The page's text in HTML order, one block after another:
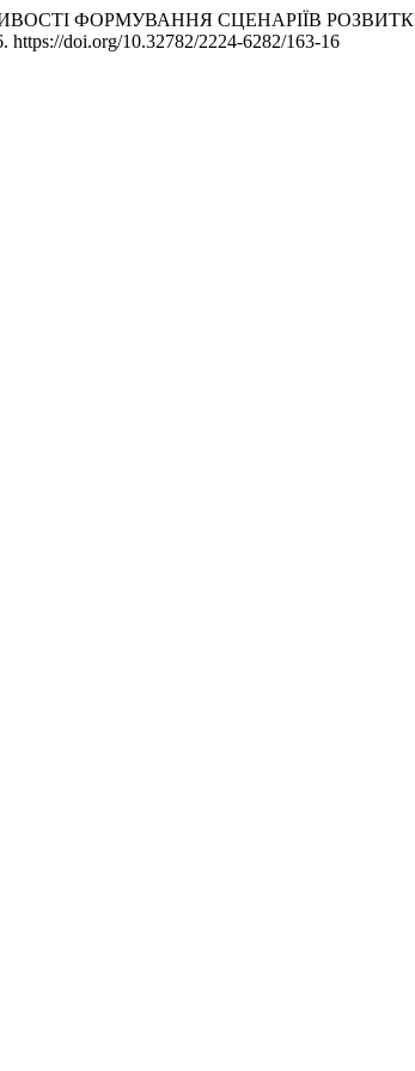
ФОРМУВАННЯ СЦЕНАРІЇВ
https://doi.org/10.32782/2224-6282/163-16